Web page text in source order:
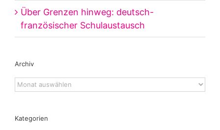
Über Grenzen hinweg: deutsch-
französischer Schulaustausch
Archiv
Archiv
Kategorien